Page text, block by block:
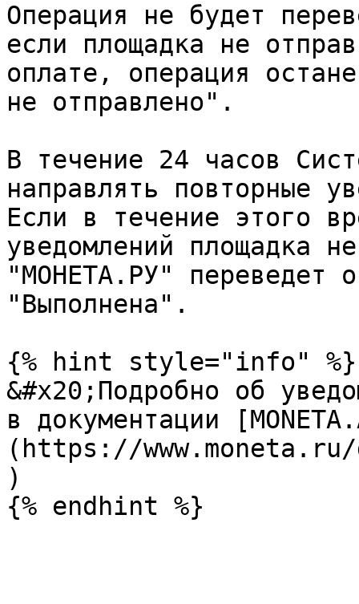
Операция не будет
если площадка не
оплате, операция
не отправлено".
В течение 24 часов
направлять повторные
Если в течение этого
уведомлений площадка
"МОНЕТА.РУ" переведет
"Выполнена".
{% hint style="info" %}
&#x20;Подробно об
в документации
(https://www.moneta.ru/
)